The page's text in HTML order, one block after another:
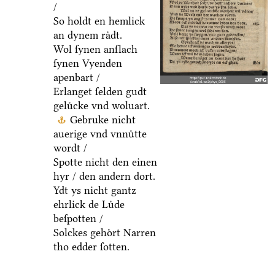
/
So holdt en hemlick
an dynem raͤdt.
Wol ſynen anſlach
ſynen Vyenden
apenbart /
Erlanget ſelden gudt
geluͤcke vnd woluart.
Gebruke nicht
auerige vnd vnnuͤtte
wordt /
Spotte nicht den einen
hyr / den andern dort.
Ydt ys nicht gantz
ehrlick de Luͤde
beſpotten /
Solckes gehoͤrt Narren
tho edder ſotten.